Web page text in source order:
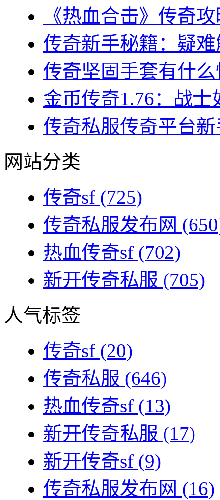
《热血合击》传奇
传奇新手秘籍：疑
传奇坚固手套有什么
金币传奇1.76：战
传奇私服传奇平台
网站分类
传奇sf (725)
传奇私服发布网
热血传奇sf (702)
新开传奇私服 (705)
人气标签
传奇sf (20)
传奇私服 (646)
热血传奇sf (13)
新开传奇私服 (17)
新开传奇sf (9)
传奇私服发布网 (16)